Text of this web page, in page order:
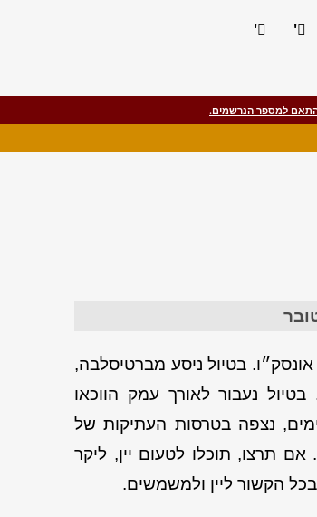
'
'
למספר הנרשמים.
בטיול ניסע מברטיסלבה,
נעבור לאורך עמק הווכאו
נצפה בטרסות העתיקות של
אם תרצו, תוכלו לטעום יין, ליקר
הקשור ליין ולמשמשים.